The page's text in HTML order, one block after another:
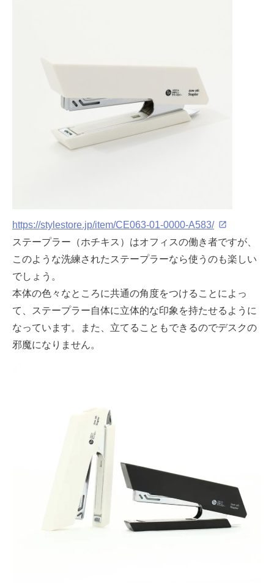
https://stylestore.jp/item/CE063-01-0000-A583/
ステープラー（ホチキス）はオフィスの働き者ですが、
このような洗練されたステープラーなら使うのも楽しい
でしょう。
本体の色々なところに共通の角度をつけることによっ
て、ステープラー自体に立体的な印象を持たせるように
なっています。また、立てることもできるのでデスクの
邪魔になりません。